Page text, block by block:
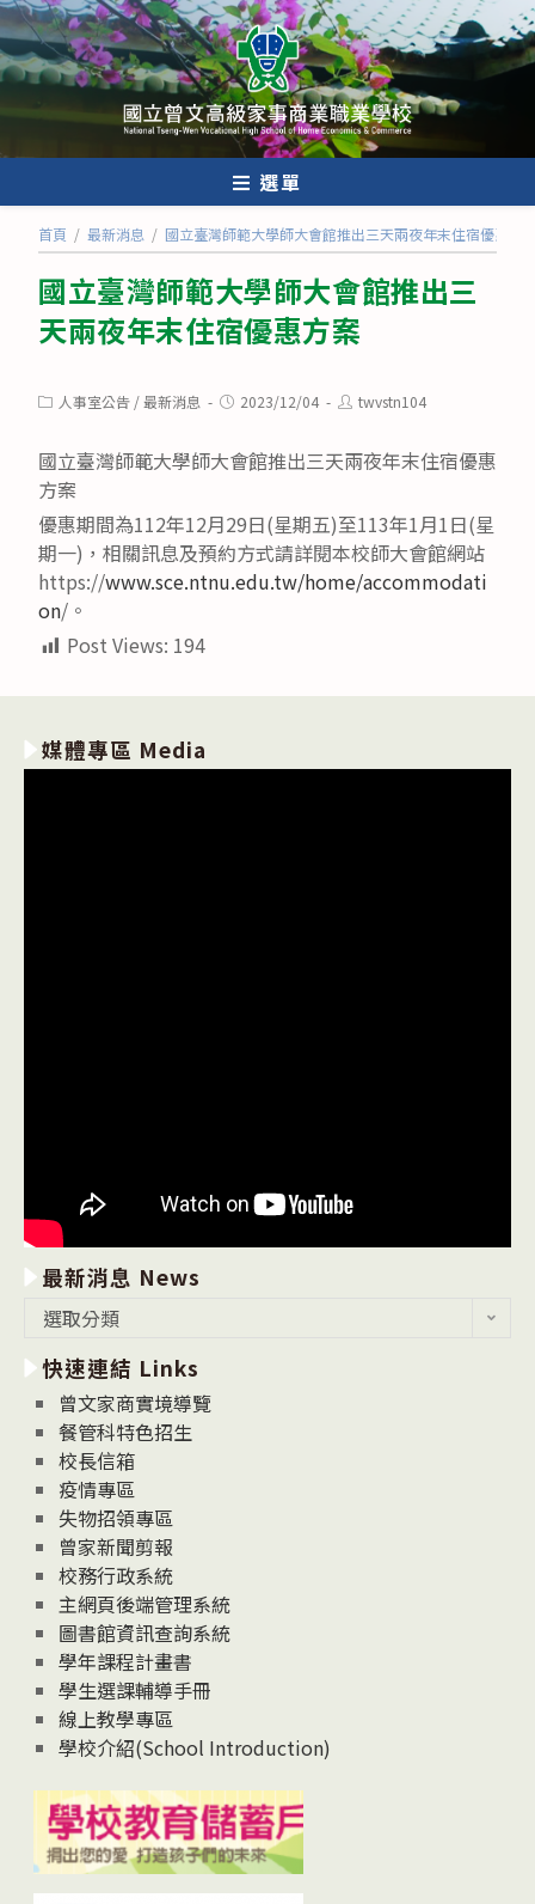
跳
轉
至
內
選單
首頁 / 最新消息 / 國立臺灣師範大學師大會館推出三天兩夜年末住宿優惠方
國立臺灣師範大學師大會館推出三
天兩夜年末住宿優惠方案
Post人事室公告 /最新消息
Post2023/12/04
Posttwvstn104
國立臺灣師範大學師大會館推出三天兩夜年末住宿優惠
方案
優惠期間為112年12月29日(星期五)至113年1月1日(星
期一)，相關訊息及預約方式請詳閱本校師大會館網站
https://www.sce.ntnu.edu.tw/home/accommodati
on/。
Post Views: 194
媒體專區 Media
最新消息 News
消
息
News
選取分類
快速連結 Links
曾文家商實境導覽
餐管科特色招生
校長信箱
疫情專區
失物招領專區
曾家新聞剪報
校務行政系統
主網頁後端管理系統
圖書館資訊查詢系統
學年課程計畫書
學生選課輔導手冊
線上教學專區
學校介紹(School Introduction)